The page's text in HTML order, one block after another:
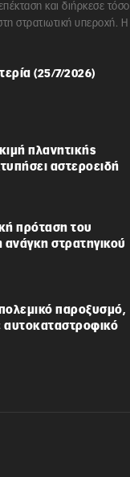
και διήρκεσε τόσο
στρατιωτική υπεροχή. Η
(25/7/2026)
πλανητικής
αστεροειδή
πρόταση του
ανάγκη στρατηγικού
παροξυσμό,
αυτοκαταστροφικό